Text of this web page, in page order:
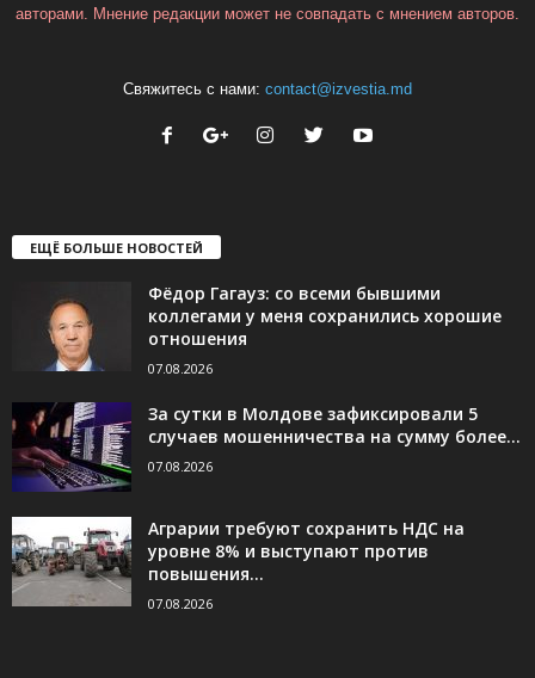
авторами. Мнение редакции может не совпадать с мнением авторов.
Свяжитесь с нами: contact@izvestia.md
ЕЩЁ БОЛЬШЕ НОВОСТЕЙ
Фёдор Гагауз: со всеми бывшими
коллегами у меня сохранились хорошие
отношения
07.08.2026
За сутки в Молдове зафиксировали 5
случаев мошенничества на сумму более...
07.08.2026
Аграрии требуют сохранить НДС на
уровне 8% и выступают против
повышения...
07.08.2026